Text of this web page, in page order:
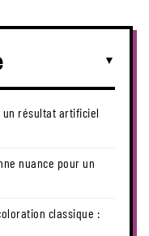
un résultat artificiel
nuance pour un
classique :